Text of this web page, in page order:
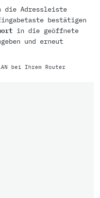
Adressleiste
bestätigen
in die geöffnete
und erneut
bei Ihrem Router